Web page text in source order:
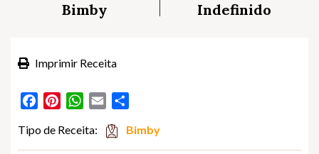
Bimby Indefinido
Imprimir Receita
FacebookPinterestWhatsApp
Email
Tipo de Receita: Bimby